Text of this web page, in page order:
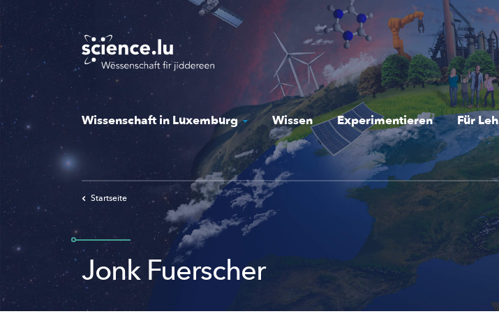
Skip
to
main
content
Wissenschaft in Luxemburg Wissen Experimentieren Für
Startseite
Jonk Fuerscher